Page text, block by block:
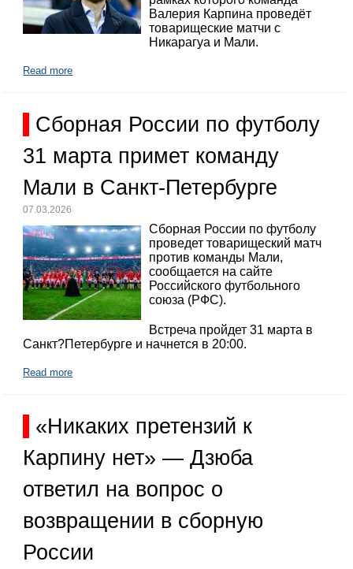
Валерия Карпина проведёт
товарищеские матчи с
Никарагуа и Мали.
Read more
Сборная России по футболу
31 марта примет команду
Мали в Санкт-Петербурге
07.03.2026
Сборная России по футболу
проведет товарищеский матч
против команды Мали,
сообщается на сайте
Российского футбольного
союза (РФС).
Встреча пройдет 31 марта в
Санкт?Петербурге и начнется в 20:00.
Read more
«Никаких претензий к
Карпину нет» — Дзюба
ответил на вопрос о
возвращении в сборную
России